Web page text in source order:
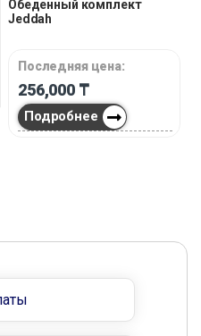
Обеденный комплект
Jeddah
Последняя цена:
256,000 ₸
Подробнее